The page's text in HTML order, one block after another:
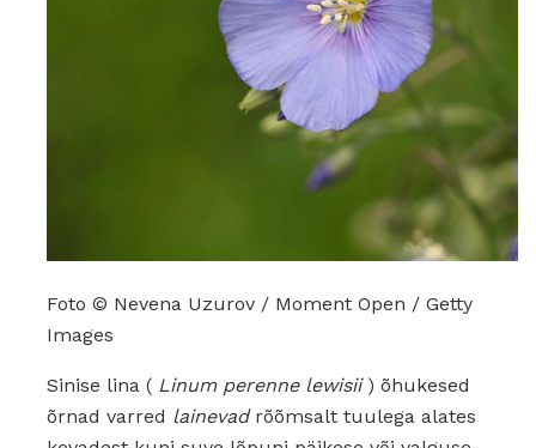
Foto © Nevena Uzurov / Moment Open / Getty
Images
Sinise lina ( Linum perenne lewisii) õhukesed
õrnad varred lainevadrõõmsalt tuulega alates